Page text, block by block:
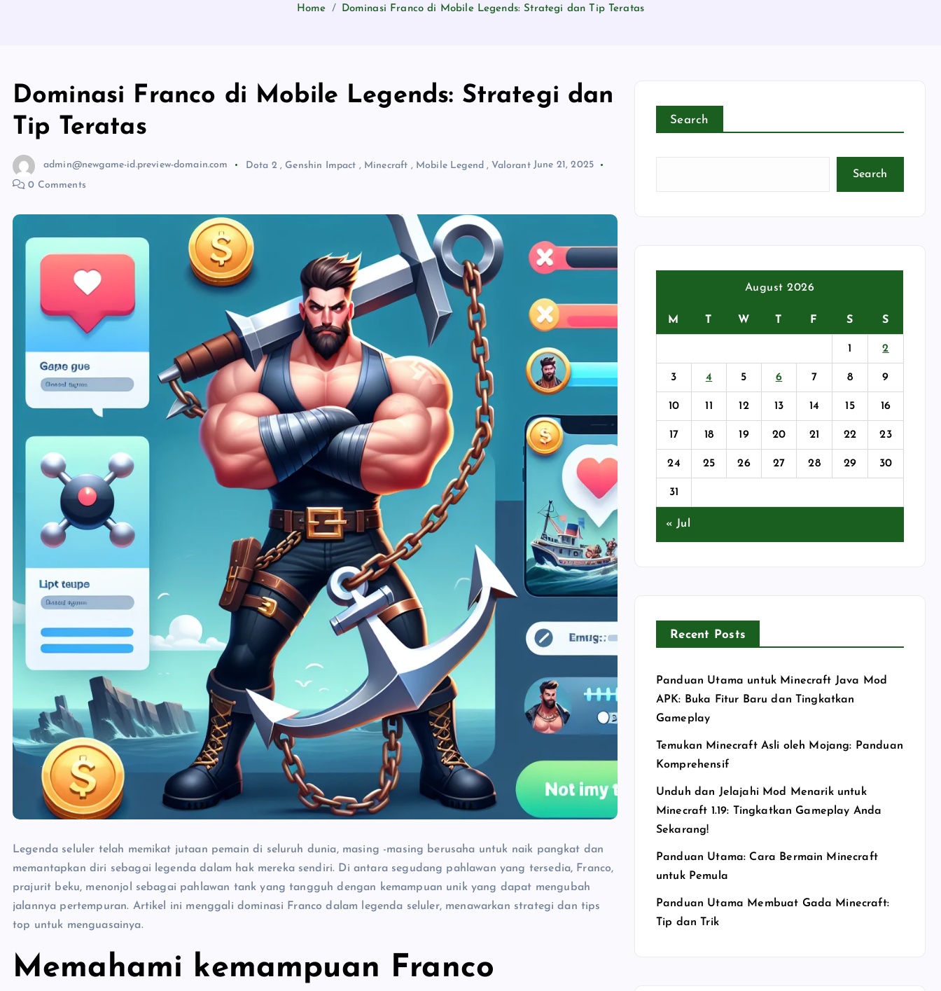
Home Dominasi Franco di Mobile Legends: Strategi dan Tip Teratas
Dominasi Franco di Mobile Legends: Strategi dan
Tip Teratas
admin@newgame-id.preview-domain.com Dota 2 , Genshin Impact , Minecraft , Mobile Legend ,Valorant June 21, 2025
0 Comments
Legenda seluler telah memikat jutaan pemain di seluruh dunia, masing -masing berusaha untuk naik pangkat dan
memantapkan diri sebagai legenda dalam hak mereka sendiri. Di antara segudang pahlawan yang tersedia, Franco,
prajurit beku, menonjol sebagai pahlawan tank yang tangguh dengan kemampuan unik yang dapat mengubah
jalannya pertempuran. Artikel ini menggali dominasi Franco dalam legenda seluler, menawarkan strategi dan tips
top untuk menguasainya.
Memahami kemampuan Franco
Search
Search
August 2026
M T W T F S S
1 2
3 4 5 6 7 8 9
10 11 12 13 14 15 16
17 18 19 20 21 22 23
24 25 26 27 28 29 30
31
« Jul
Recent Posts
Panduan Utama untuk Minecraft Java Mod
APK: Buka Fitur Baru dan Tingkatkan
Gameplay
Temukan Minecraft Asli oleh Mojang: Panduan
Komprehensif
Unduh dan Jelajahi Mod Menarik untuk
Minecraft 1.19: Tingkatkan Gameplay Anda
Sekarang!
Panduan Utama: Cara Bermain Minecraft
untuk Pemula
Panduan Utama Membuat Gada Minecraft:
Tip dan Trik